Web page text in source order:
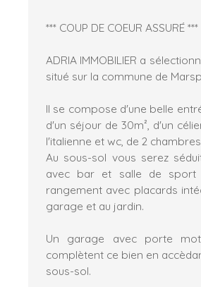
*** COUP DE COEUR ASSURÉ ***
ADRIA IMMOBILIER a
situé sur la commune de
Il se compose d'une belle
d'un séjour de 30m², d'un
l'italienne et wc, de 2
Au sous-sol vous serez
avec bar et salle de sport
rangement avec placards
garage et au jardin.
Un garage avec porte
complètent ce bien en
sous-sol.